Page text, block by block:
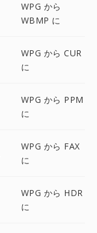
WPG から
WBMP に
WPG から CUR
に
WPG から PPM
に
WPG から FAX
に
WPG から HDR
に